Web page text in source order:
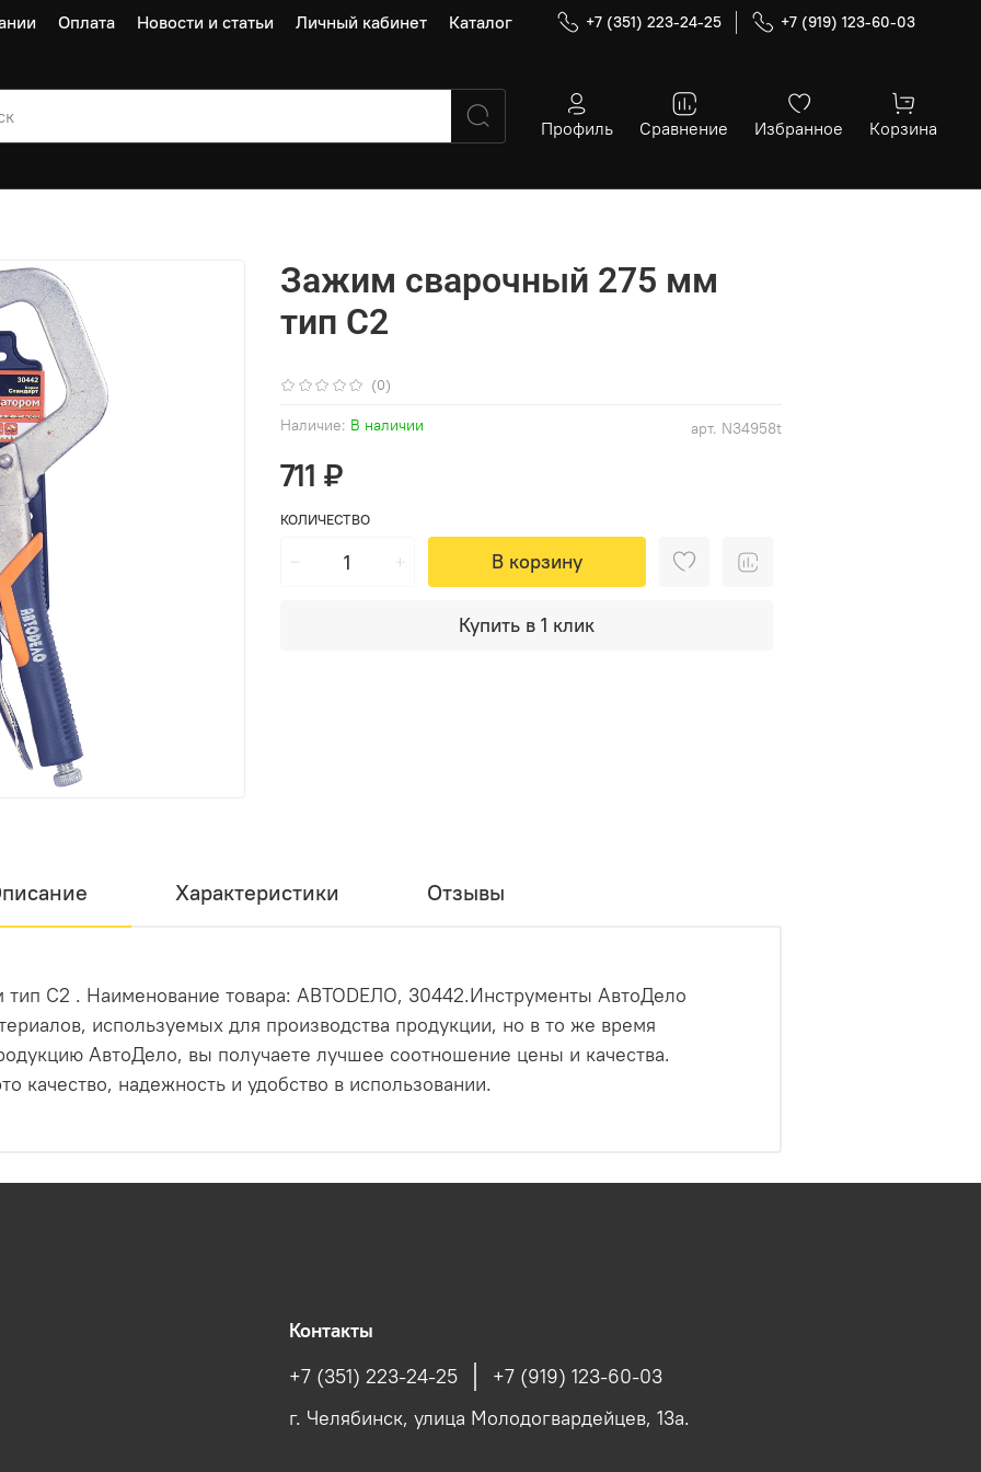
Оплата Новости и статьи Личный кабинет Каталог +7 (351) 223-24-25 +7 (919) 123-60-03
Профиль Сравнение Избранное Корзина
(0)
арт. N34958t
Наличие: В наличии
Зажим сварочный 275 мм
тип С2
711 ₽
КОЛИЧЕСТВО
В корзину
Купить в 1 клик
Характеристики Отзывы
С2 . Наименование товара: АВТОDЕЛО, 30442.Инструменты АвтоДело
используемых для производства продукции, но в то же время
АвтоДело, вы получаете лучшее соотношение цены и качества.
качество, надежность и удобство в использовании.
Контакты
+7 (351) 223-24-25
+7 (919) 123-60-03
г. Челябинск, улица Молодогвардейцев, 13а.